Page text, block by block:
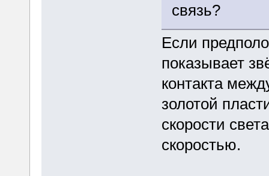
связь?
Если
показывает
контакта
золотой
скорости
скоростью.